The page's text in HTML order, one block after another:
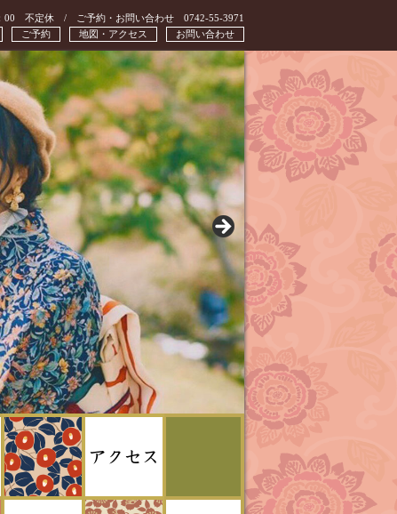
00 不定休 / ご予約・お問い合わせ 0742-55-3971
お問い合わせ
地図・アクセス
ご予約